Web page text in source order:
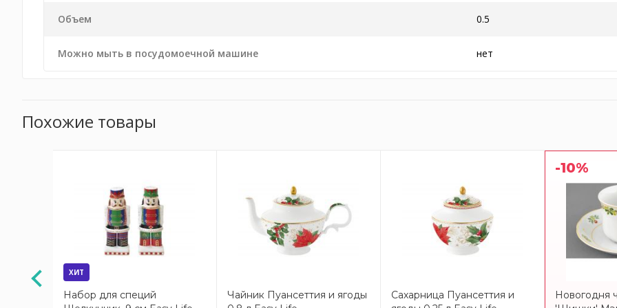
Объем 0.5
Можно мыть в посудомоечной машине нет
Похожие товары
АКЦИЯ ХИТ
Набор для специй
Чайник Пуансеттия и ягоды
Сахарница Пуансеттия и
-10%
Новогодня